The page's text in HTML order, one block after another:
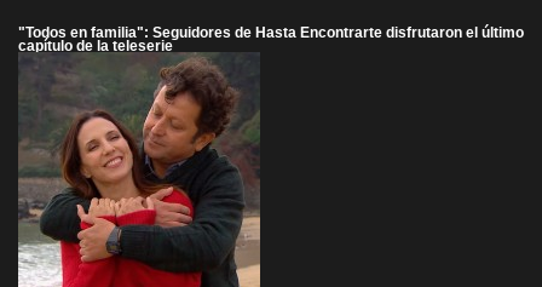
"Todos en familia": Seguidores de Hasta Encontrarte disfrutaron el último
capítulo de la teleserie